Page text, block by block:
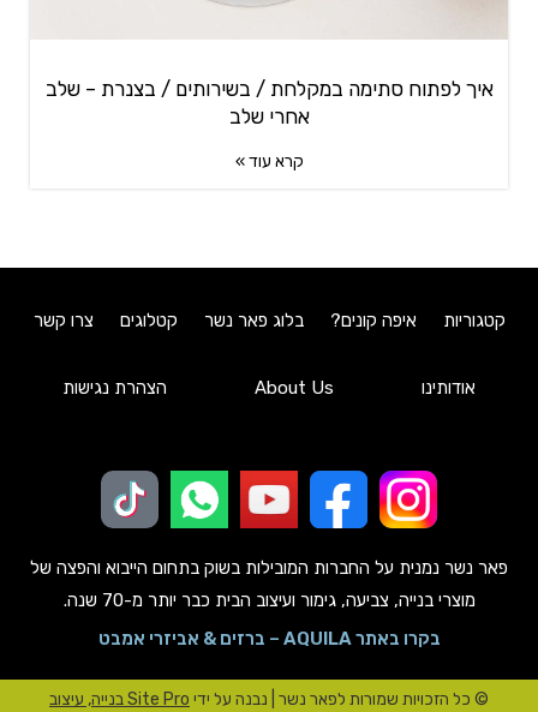
איך לפתוח סתימה במקלחת / בשירותים / בצנרת – שלב
אחרי שלב
קרא עוד »
קטגוריות איפה קונים? בלוג פאר נשר קטלוגים צרו קשר
אודותינו About Us הצהרת נגישות
פאר נשר נמנית על החברות המובילות בשוק בתחום הייבוא והפצה של
מוצרי בנייה, צביעה, גימור ועיצוב הבית כבר יותר מ-70 שנה.
בקרו באתר AQUILA – ברזים & אביזרי אמבט
© כל הזכויות שמורות לפאר נשר | נבנה על ידי
Site Pro בנייה, עיצוב